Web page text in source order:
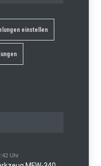
einstellen
Uhr